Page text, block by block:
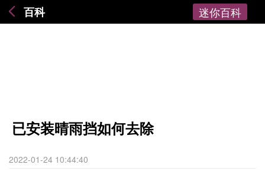
百科 迷你百科
已安装晴雨挡如何去除
2022-01-24 10:44:40